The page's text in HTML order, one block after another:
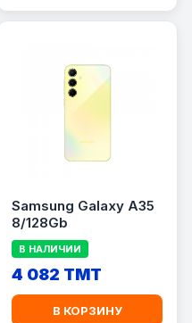
Samsung Galaxy A35
8/128Gb
В НАЛИЧИИ
4 082 TMT
В КОРЗИНУ